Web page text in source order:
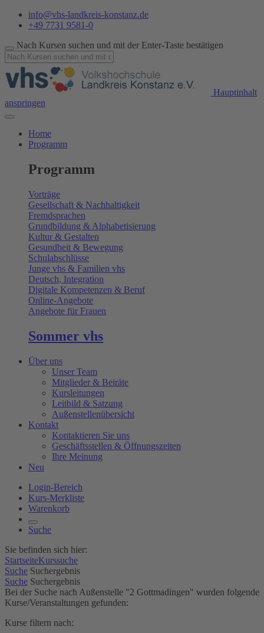
info@vhs-landkreis-konstanz.de
+49 7731 9581-0
Nach Kursen suchen und mit der Enter-Taste bestätigen
Hauptinhalt
anspringen
Home
Programm
Programm
Vorträge
Gesellschaft & Nachhaltigkeit
Fremdsprachen
Grundbildung & Alphabetisierung
Kultur & Gestalten
Gesundheit & Bewegung
Schulabschlüsse
Junge vhs & Familien vhs
Deutsch, Integration
Digitale Kompetenzen & Beruf
Online-Angebote
Angebote für Frauen
Sommer vhs
Über uns
Unser Team
Mitglieder & Beiräte
Kursleitungen
Leitbild & Satzung
Außenstellenübersicht
Kontakt
Kontaktieren Sie uns
Geschäftsstellen & Öffnungszeiten
Ihre Meinung
Neu
Login-Bereich
Kurs-Merkliste
Warenkorb
Suche
Sie befinden sich hier:
StartseiteKurssuche
Suche Suchergebnis
Suche Suchergebnis
Bei der Suche nach Außenstelle "2 Gottmadingen" wurden folgende
Kurse/Veranstaltungen gefunden:
Kurse filtern nach: